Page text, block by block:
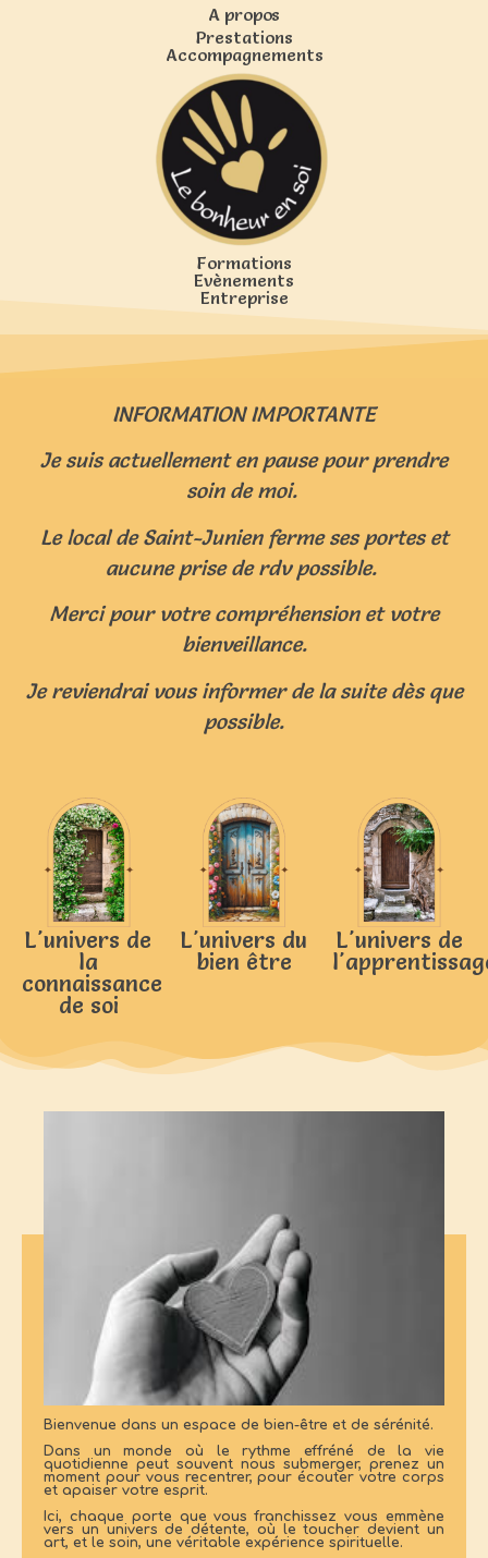
A propos
Prestations
Accompagnements
Formations
Evènements
Entreprise
INFORMATION IMPORTANTE
Je suis actuellement en pause pour prendre
soin de moi.
Le local de Saint-Junien ferme ses portes et
aucune prise de rdv possible.
Merci pour votre compréhension et votre
bienveillance.
Je reviendrai vous informer de la suite dès que
possible.
L'univers de
la
connaissance
de soi
L'univers du
bien être
L'univers de
Bienvenue dans un espace de bien-être et de sérénité.
Dans un monde où le rythme effréné de la vie
quotidienne peut souvent nous submerger, prenez un
moment pour vous recentrer, pour écouter votre corps
et apaiser votre esprit.
Ici, chaque porte que vous franchissez vous emmène
vers un univers de détente, où le toucher devient un
art, et le soin, une véritable expérience spirituelle.